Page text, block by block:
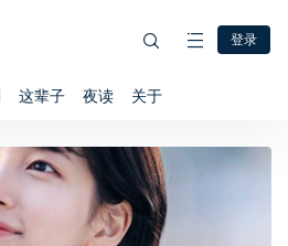
登录
这辈子 夜读 关于